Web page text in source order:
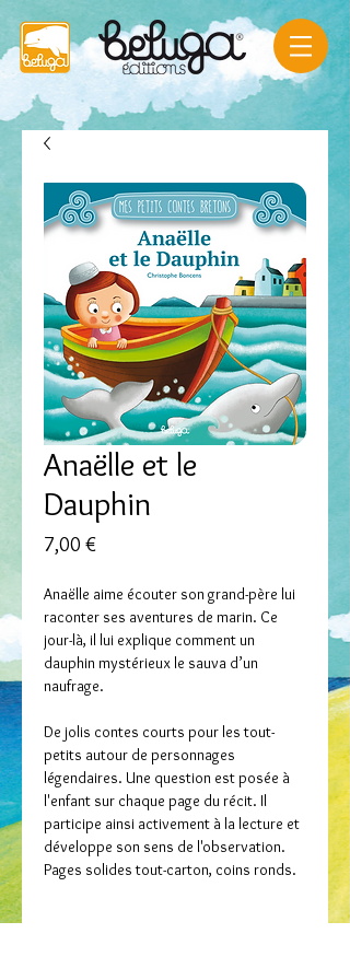
Anaëlle et le
Dauphin
7,00 €Prix
Anaëlle aime écouter son grand-père lui
raconter ses aventures de marin. Ce
jour-là, il lui explique comment un
dauphin mystérieux le sauva d’un
naufrage.
De jolis contes courts pour les tout-
petits autour de personnages
légendaires. Une question est posée à
l'enfant sur chaque page du récit. Il
participe ainsi activement à la lecture et
développe son sens de l'observation.
Pages solides tout-carton, coins ronds.